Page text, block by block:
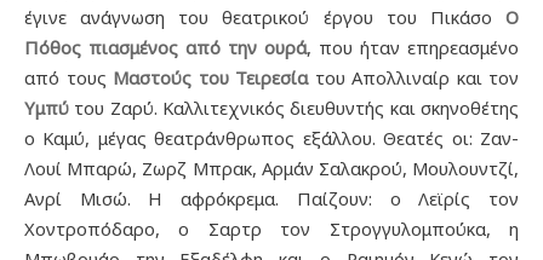
έγινε ανάγνωση του θεατρικού έργου του Πικάσο Ο
Πόθος πιασμένος από την ουρά, που ήταν επηρεασμένο
από τους Μαστούς του Τειρεσία του Απολλιναίρ και τον
Υμπύ του Ζαρύ. Καλλιτεχνικός διευθυντής και σκηνοθέτης
ο Καμύ, μέγας θεατράνθρωπος εξάλλου. Θεατές οι: Ζαν-
Λουί Μπαρώ, Ζωρζ Μπρακ, Αρμάν Σαλακρού, Μουλουντζί,
Ανρί Μισώ. Η αφρόκρεμα. Παίζουν: ο Λεϊρίς τον
Χοντροπόδαρο, ο Σαρτρ τον Στρογγυλομπούκα, η